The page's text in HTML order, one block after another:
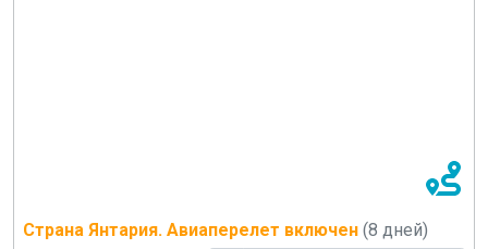
Страна Янтария. Авиаперелет включен (8 дней)